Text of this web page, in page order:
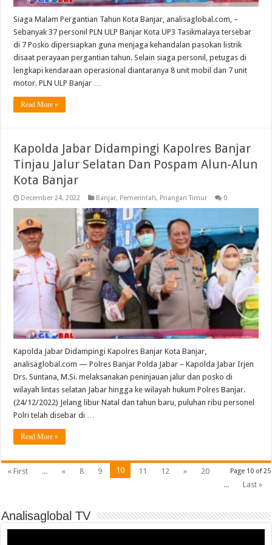
Siaga Malam Pergantian Tahun Kota Banjar, analisaglobal.com, –
Sebanyak 37 personil PLN ULP Banjar Kota UP3 Tasikmalaya tersebar
di 7 Posko dipersiapkan guna menjaga kehandalan pasokan listrik
disaat perayaan pergantian tahun. Selain siaga personil, petugas di
lengkapi kendaraan operasional diantaranya 8 unit mobil dan 7 unit
motor. PLN ULP Banjar …
Read More »
Kapolda Jabar Didampingi Kapolres Banjar
Tinjau Jalur Selatan Dan Pospam Alun-Alun
Kota Banjar
December 24, 2022 Banjar, Pemerintah, Priangan Timur 0
Kapolda Jabar Didampingi Kapolres Banjar Kota Banjar,
analisaglobal.com — Polres Banjar Polda Jabar – Kapolda Jabar Irjen
Drs. Suntana, M.Si. melaksanakan peninjauan jalur dan posko di
wilayah lintas selatan Jabar hingga ke wilayah hukum Polres Banjar.
(24/12/2022) Jelang libur Natal dan tahun baru, puluhan ribu personel
Polri telah disebar di …
Read More »
Page 10 of 25
« First ... « 8 9 10 11 12 »
20
...
Last »
Analisaglobal TV